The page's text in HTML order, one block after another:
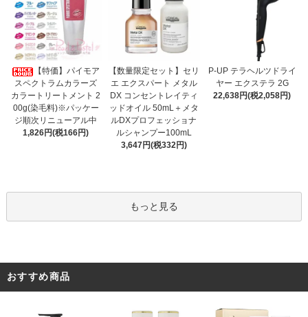
【特価】パイモア
スペクトラムカラーズ
カラートリートメント 2
00g(染毛料)※パッケー
ジ順次リニューアル中
1,826円(税166円)
【数量限定セット】セリ
エ エクスパート メタル
DX コンセントレイティ
ッドオイル 50mL＋メタ
ルDXプロフェッショナ
ルシャンプー100mL
3,647円(税332円)
P-UP テラヘルツドライ
ヤー エクステラ 2G
22,638円(税2,058円)
もっと見る
おすすめ商品